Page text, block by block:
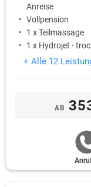
Anreise
Vollpension
1 x Teilmassage
1 x Hydrojet -
+ Alle 12
AB